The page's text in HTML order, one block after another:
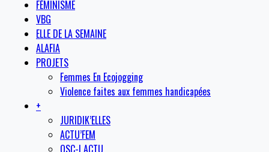
FÉMINISME
VBG
ELLE DE LA SEMAINE
ALAFIA
PROJETS
Femmes En Ecojogging
Violence faites aux femmes handicapées
+
JURIDIK’ELLES
ACTU’FEM